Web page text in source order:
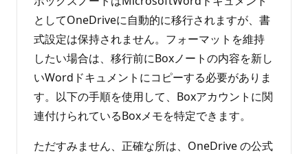
としてOneDriveに自動的に移行されますが、書
式設定は保持されません。フォーマットを維持
したい場合は、移行前にBoxノートの内容を新し
いWordドキュメントにコピーする必要がありま
す。以下の手順を使用して、Boxアカウントに関
連付けられているBoxメモを特定できます。
ただすみません、正確な所は、OneDrive の公式